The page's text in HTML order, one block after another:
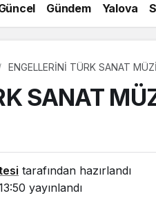
Gündem Yalova
ENGELLERİNİ TÜRK SANAT
SANAT
tarafından hazırlandı
yayınlandı